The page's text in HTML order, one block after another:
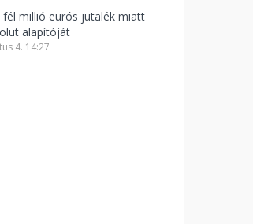
fél millió eurós jutalék miatt
alapítóját
4. 14:27